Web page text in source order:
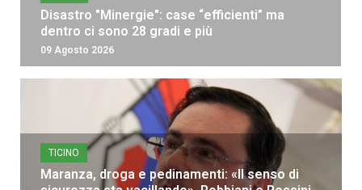
Disastro "Minergie": case “efficienti” ma
dentro ci sono 28 gradi e più
09 Agosto 2026
TICINO
Maranza, droga e pedinamenti: «Il senso di